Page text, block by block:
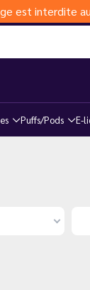
est interdite
Puffs/Pods E-